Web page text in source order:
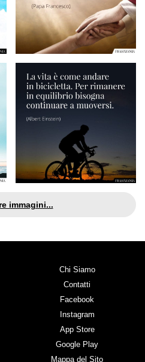
immagini...
Chi Siamo
Contatti
Facebook
Instagram
App Store
Google Play
Mappa del Sito